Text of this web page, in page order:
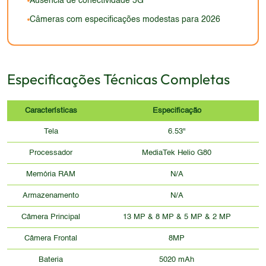
Câmeras com especificações modestas para 2026
Especificações Técnicas Completas
Características Especificação
Tela 6.53"
Processador MediaTek Helio G80
Memória RAM N/A
Armazenamento N/A
Câmera Principal 13 MP & 8 MP & 5 MP & 2 MP
Câmera Frontal 8MP
Bateria 5020 mAh